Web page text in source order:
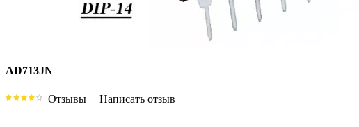
AD713JN
Отзывы | Написать отзыв